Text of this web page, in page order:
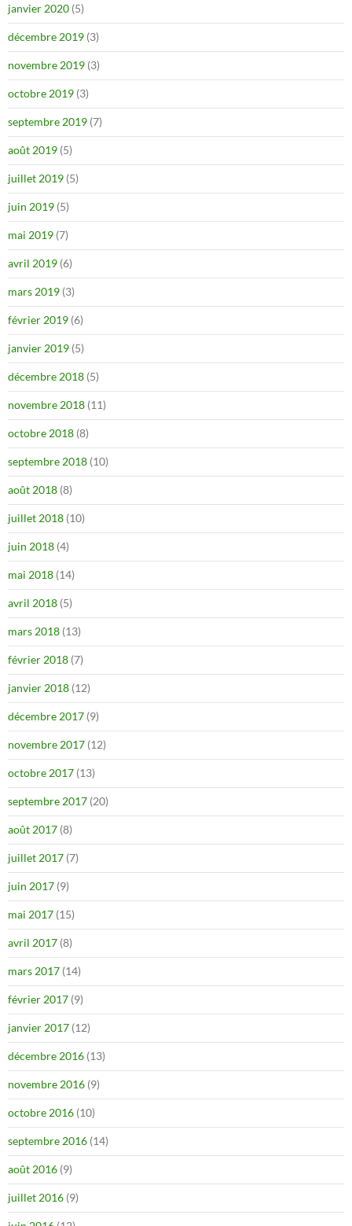
janvier 2020 (5)
décembre 2019 (3)
novembre 2019 (3)
octobre 2019 (3)
septembre 2019 (7)
août 2019 (5)
juillet 2019 (5)
juin 2019 (5)
mai 2019 (7)
avril 2019 (6)
mars 2019 (3)
février 2019 (6)
janvier 2019 (5)
décembre 2018 (5)
novembre 2018 (11)
octobre 2018 (8)
septembre 2018 (10)
août 2018 (8)
juillet 2018 (10)
juin 2018 (4)
mai 2018 (14)
avril 2018 (5)
mars 2018 (13)
février 2018 (7)
janvier 2018 (12)
décembre 2017 (9)
novembre 2017 (12)
octobre 2017 (13)
septembre 2017 (20)
août 2017 (8)
juillet 2017 (7)
juin 2017 (9)
mai 2017 (15)
avril 2017 (8)
mars 2017 (14)
février 2017 (9)
janvier 2017 (12)
décembre 2016 (13)
novembre 2016 (9)
octobre 2016 (10)
septembre 2016 (14)
août 2016 (9)
juillet 2016 (9)